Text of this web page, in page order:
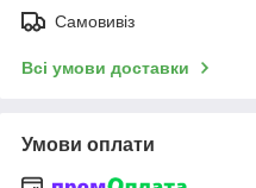
Самовивіз
Всі умови доставки
Умови оплати